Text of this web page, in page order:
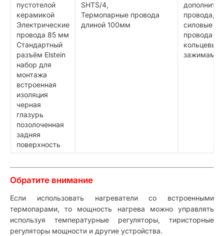
пустотелой
керамикой
Электрические
провода 85 мм
Стандартный
разъём Elstein
набор для
монтажа
встроенная
изоляция
черная
глазурь
позолоченная
задняя
поверхность
SHTS/4,
Термопарные провода
длиной 100мм
провода,
силовые
провода с
зажимами
Обратите внимание
Если использовать нагреватели со встроенными
термопарами, то мощность нагрева можно управлять
используя температурные регуляторы, тиристорные
регуляторы мощности и другие устройства.